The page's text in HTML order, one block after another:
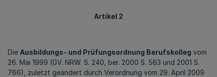
Artikel 2
Die Ausbildungs- und Prüfungsordnung Berufskolleg vom
26. Mai 1999 (GV. NRW. S. 240, ber. 2000 S. 563 und 2001 S.
766), zuletzt geändert durch Verordnung vom 29. April 2009